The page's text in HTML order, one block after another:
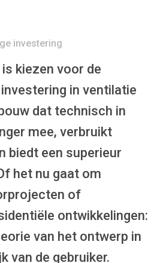
investering
kiezen voor de
in ventilatie
dat technisch in
mee, verbruikt
biedt een superieur
het nu gaat om
of
ontwikkelingen:
van het ontwerp in
van de gebruiker.